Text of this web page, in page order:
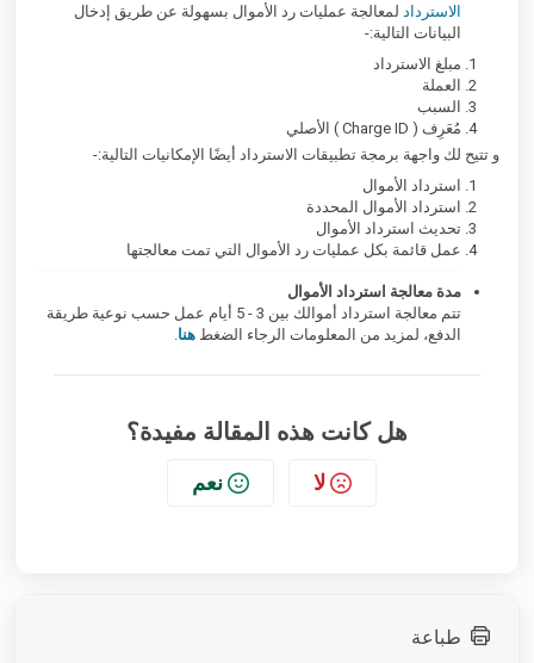
الاسترداد لمعالجة عمليات رد الأموال بسهولة عن طريق إدخال
البيانات التالية:-
مبلغ الاسترداد
العملة
السبب
مُعَرِف ( Charge ID ) الأصلي
و تتيح لك واجهة برمجة تطبيقات الاسترداد أيضًا الإمكانيات التالية:-
استرداد الأموال
استرداد الأموال المحددة
تحديث استرداد الأموال
عمل قائمة بكل عمليات رد الأموال التي تمت معالجتها
مدة معالجة استرداد الأموال
تتم معالجة استرداد أموالك بين 3 - 5 أيام عمل حسب نوعية طريقة
الدفع، لمزيد من المعلومات الرجاء الضغط هنا.
هل كانت هذه المقالة مفيدة؟
لا نعم
طباعة